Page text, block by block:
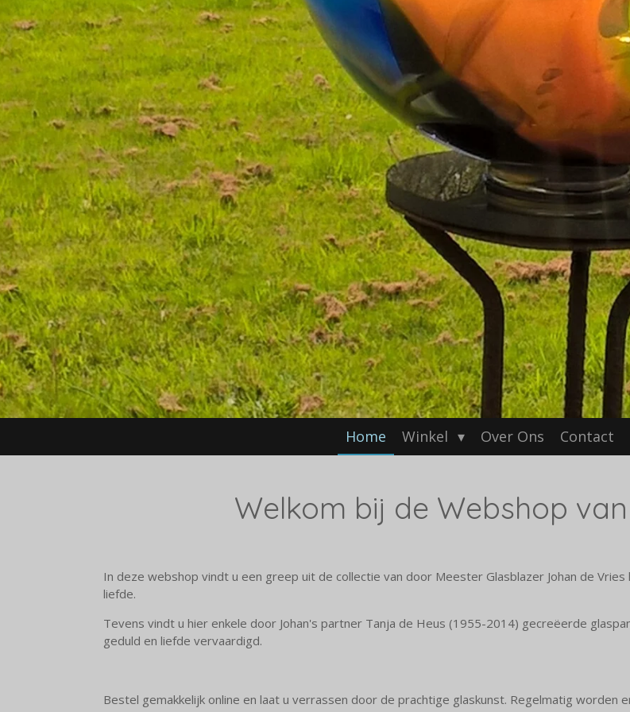
Home Winkel Over Ons Contact
Welkom bij de Webshop
In deze webshop vindt u een greep uit de collectie van door Meester Glasblazer Johan de
liefde.
Tevens vindt u hier enkele door Johan's partner Tanja de Heus (1955-2014) gecreëerde
geduld en liefde vervaardigd.
Bestel gemakkelijk online en laat u verrassen door de prachtige glaskunst. Regelmatig